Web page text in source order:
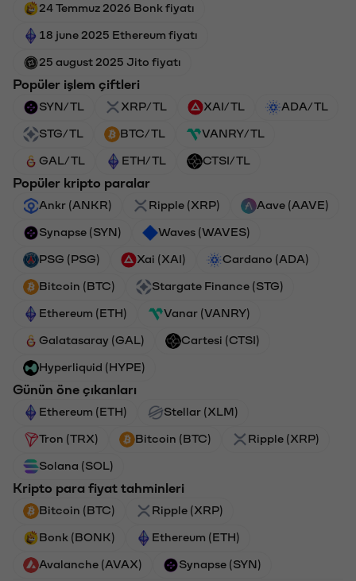
24 Temmuz 2026 Bonk fiyatı
18 june 2025 Ethereum fiyatı
25 august 2025 Jito fiyatı
Popüler işlem çiftleri
SYN/TL XRP/TL XAI/TL ADA/TL
STG/TL BTC/TL VANRY/TL
GAL/TL ETH/TL CTSI/TL
Popüler kripto paralar
Ankr (ANKR) Ripple (XRP) Aave (AAVE)
Synapse (SYN) Waves (WAVES)
PSG (PSG) Xai (XAI) Cardano (ADA)
Bitcoin (BTC) Stargate Finance (STG)
Ethereum (ETH) Vanar (VANRY)
Galatasaray (GAL) Cartesi (CTSI)
Hyperliquid (HYPE)
Günün öne çıkanları
Ethereum (ETH) Stellar (XLM)
Tron (TRX) Bitcoin (BTC) Ripple (XRP)
Solana (SOL)
Kripto para fiyat tahminleri
Bitcoin (BTC) Ripple (XRP)
Bonk (BONK) Ethereum (ETH)
Avalanche (AVAX) Synapse (SYN)